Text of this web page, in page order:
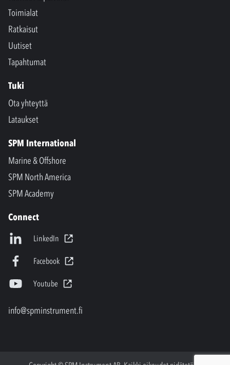
Toimialat
Ratkaisut
Uutiset
Tapahtumat
Tuki
Ota yhteyttä
Lataukset
SPM International
Marine & Offshore
SPM North America
SPM Academy
Connect
LinkedIn
Facebook
Youtube
info@spminstrument.fi